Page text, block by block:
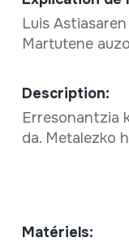
Luis
Martutene
Description:
Erresonantzia
da. Metalezko
Matériels: